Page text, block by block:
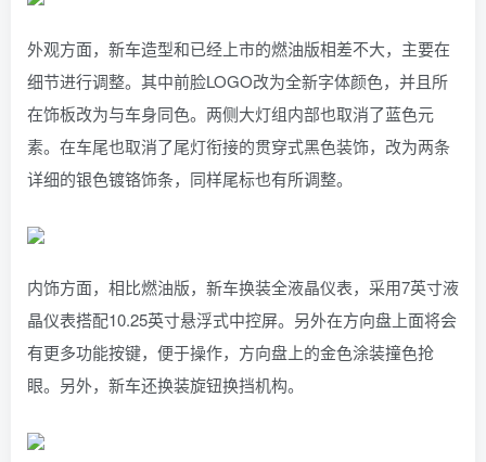
外观方面，新车造型和已经上市的燃油版相差不大，主要在
细节进行调整。其中前脸LOGO改为全新字体颜色，并且所
在饰板改为与车身同色。两侧大灯组内部也取消了蓝色元
素。在车尾也取消了尾灯衔接的贯穿式黑色装饰，改为两条
详细的银色镀铬饰条，同样尾标也有所调整。
内饰方面，相比燃油版，新车换装全液晶仪表，采用7英寸液
晶仪表搭配10.25英寸悬浮式中控屏。另外在方向盘上面将会
有更多功能按键，便于操作，方向盘上的金色涂装撞色抢
眼。另外，新车还换装旋钮换挡机构。